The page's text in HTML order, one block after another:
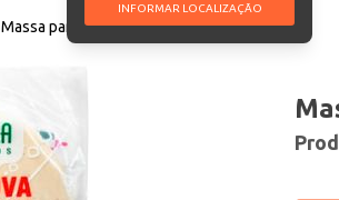
INFORMAR LOCALIZAÇÃO
Massa para Pizza Pradella 480g